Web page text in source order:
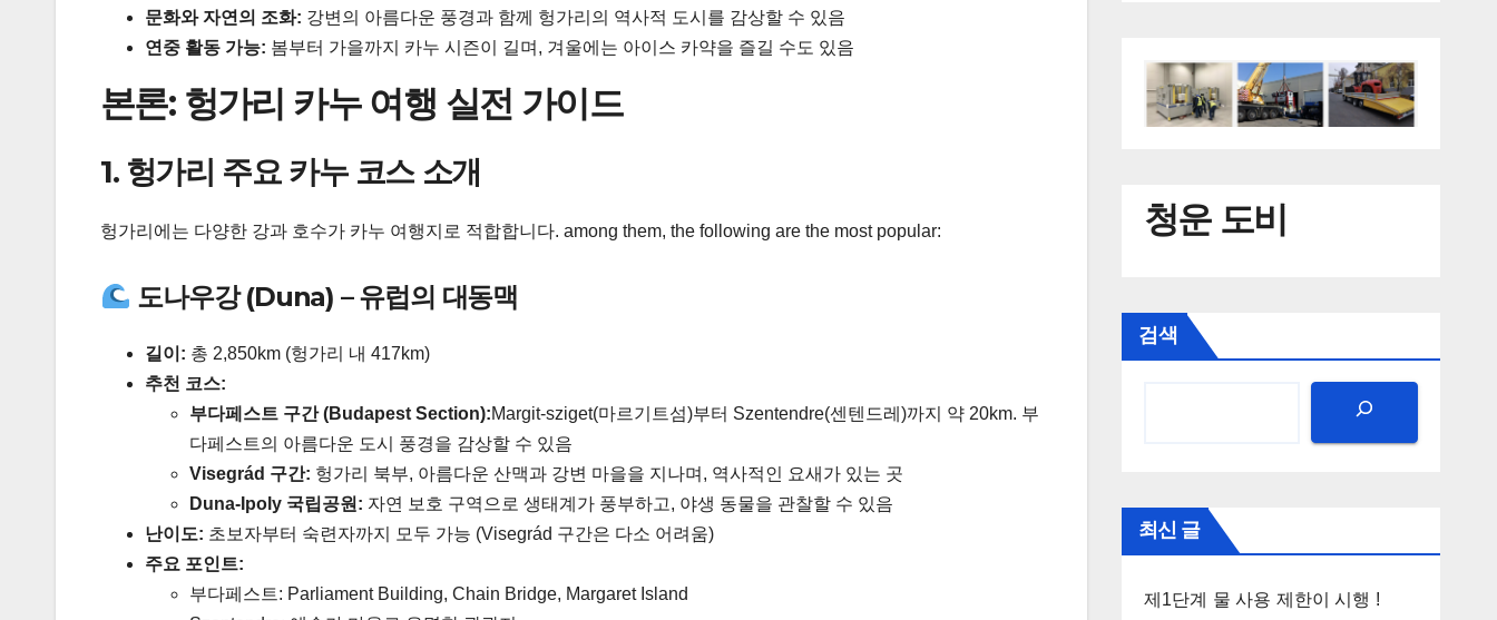
문화와 자연의 조화: 강변의 아름다운 풍경과 함께 헝가리의 역사적 도시를 감상할 수 있음
연중 활동 가능: 봄부터 가을까지 카누 시즌이 길며, 겨울에는 아이스 카약을 즐길 수도 있음
본론: 헝가리 카누 여행 실전 가이드
1. 헝가리 주요 카누 코스 소개
헝가리에는 다양한 강과 호수가 카누 여행지로 적합합니다. among them, the following are the most popular:
도나우강 (Duna) – 유럽의 대동맥
길이: 총 2,850km (헝가리 내 417km)
추천 코스:
부다페스트 구간 (Budapest Section):Margit-sziget(마르기트섬)부터 Szentendre(센텐드레)까지 약 20km. 부
다페스트의 아름다운 도시 풍경을 감상할 수 있음
Visegrád 구간: 헝가리 북부, 아름다운 산맥과 강변 마을을 지나며, 역사적인 요새가 있는 곳
Duna-Ipoly 국립공원: 자연 보호 구역으로 생태계가 풍부하고, 야생 동물을 관찰할 수 있음
난이도: 초보자부터 숙련자까지 모두 가능 (Visegrád 구간은 다소 어려움)
주요 포인트:
부다페스트: Parliament Building, Chain Bridge, Margaret Island
청운 도비
검색
최신 글
제1단계 물 사용 제한이 시행 !